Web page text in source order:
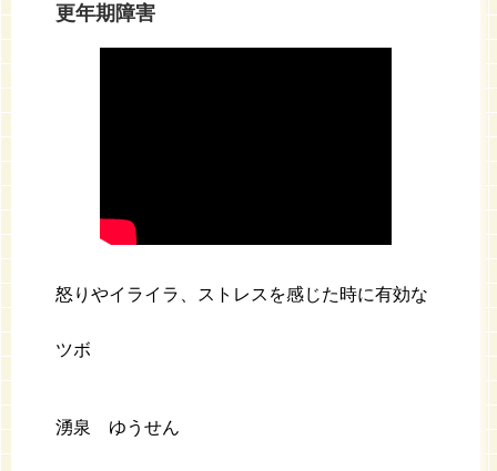
更年期障害
怒りやイライラ、ストレスを感じた時に有効な
ツボ
湧泉 ゆうせん